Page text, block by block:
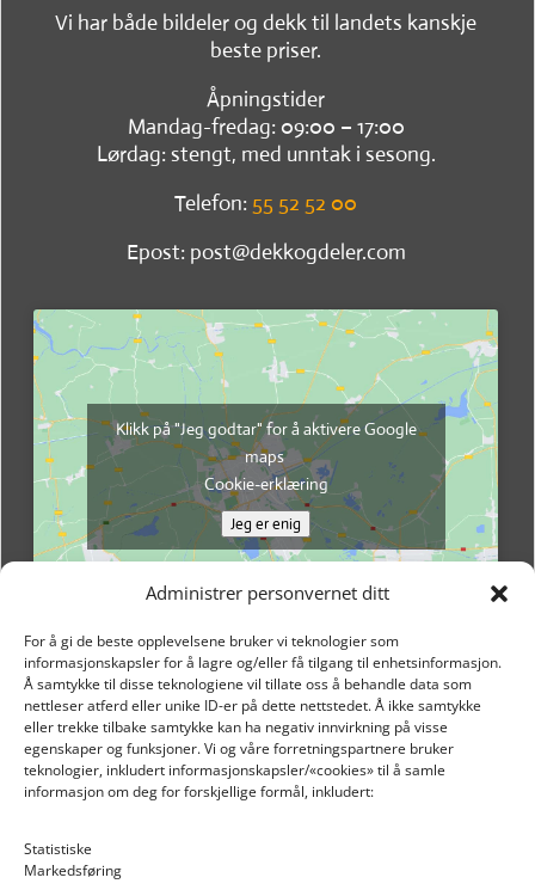
Administrer personvernet ditt
For å gi de beste opplevelsene bruker vi teknologier som
informasjonskapsler for å lagre og/eller få tilgang til enhetsinformasjon.
Å samtykke til disse teknologiene vil tillate oss å behandle data som
nettleser atferd eller unike ID-er på dette nettstedet. Å ikke samtykke
eller trekke tilbake samtykke kan ha negativ innvirkning på visse
egenskaper og funksjoner. Vi og våre forretningspartnere bruker
teknologier, inkludert informasjonskapsler/«cookies» til å samle
informasjon om deg for forskjellige formål, inkludert:
Statistiske
Markedsføring
Vi har både bildeler og dekk til landets kanskje
beste priser.
Åpningstider
Mandag-fredag: 09:00 – 17:00
Lørdag: stengt, med unntak i sesong.
Telefon: 55 52 52 00
Epost: post@dekkogdeler.com
Klikk på "Jeg godtar" for å aktivere Google
maps
Cookie-erklæring
Jeg er enig